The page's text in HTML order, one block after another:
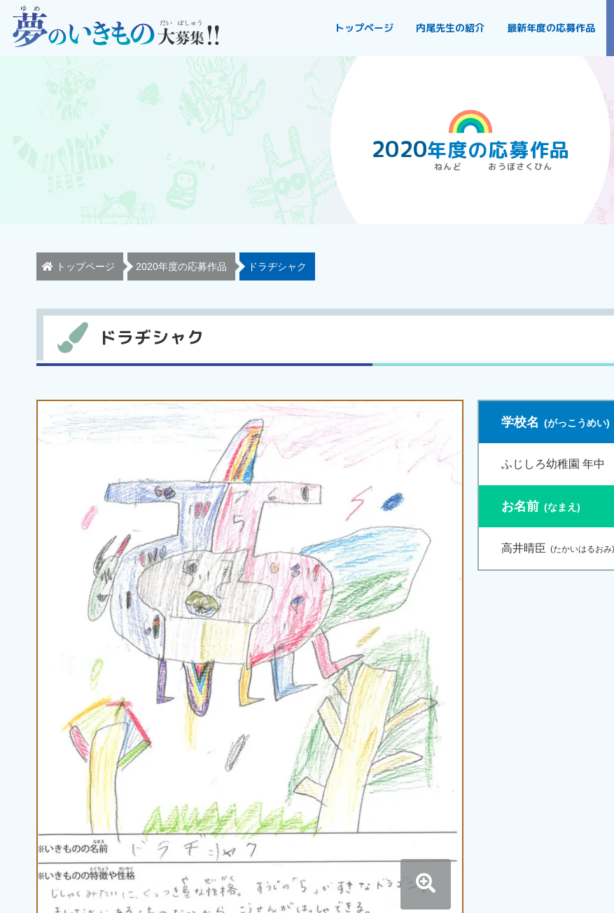
トップページ 内尾先生の紹介 最新年度の応募作品
2020年度の応募作品
トップページ 2020年度の応募作品 ドラヂシャク
ドラヂシャク
学校名
ふじしろ幼稚園 年中
お名前
高井晴臣